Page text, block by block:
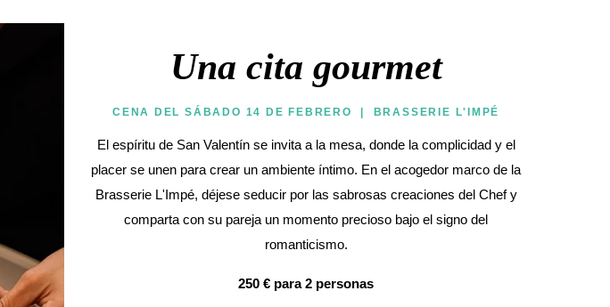
Una cita gourmet
CENA DEL SÁBADO 14 DE FEBRERO | BRASSERIE L'IMPÉ
El espíritu de San Valentín se invita a la mesa, donde la complicidad y el
placer se unen para crear un ambiente íntimo. En el acogedor marco de la
Brasserie L'Impé, déjese seducir por las sabrosas creaciones del Chef y
comparta con su pareja un momento precioso bajo el signo del
romanticismo.
250 € para 2 personas